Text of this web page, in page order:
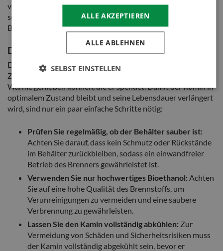
vermeiden. Sobald der Behälter fast leer ist, wird die Flamme
schwächer. Löschen Sie immer das Feuer und lassen Sie den
Behälter abkühlen, bevor Sie ihn wieder auffüllen.
Die Pflege des Kamins
Die Pflege des Gartenkamins ist einfach und nimmt wenig
Zeit in Anspruch, sodass Sie vor allem die Atmosphäre und
Wärme genießen können, die er spendet. Damit der Kamin in
optimalem Zustand bleibt und seine Lebensdauer verlängert
wird, sind nur ein paar einfache Schritte nötig:
Prüfen Sie regelmäßig, ob der Behälter sauber ist:
Achten Sie darauf, dass kein Schmutz oder Rückstände
im Behälter zurückbleiben, sodass ein einwandfreier
Betrieb des Brenners gewährleistet ist.
Verwenden Sie nur hochwertiges Bioethanol: Achten
Sie auf eine hohe Qualität des Brennstoffs, um
Verunreinigungen zu vermeiden und eine saubere
Verbrennung zu gewährleisten.
Lassen Sie den Kamin vollständig abkühlen: Zur
Vermeidung von Schäden und Sicherheitsrisiken muss
der Kamin vollständig abgekühlt sein, bevor er
ALLE AKZEPTIEREN
ALLE ABLEHNEN
SELBST EINSTELLEN